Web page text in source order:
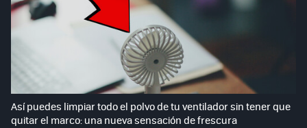
Así puedes limpiar todo el polvo de tu ventilador sin tener que
quitar el marco: una nueva sensación de frescura